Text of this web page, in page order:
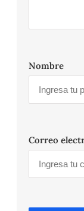
Nombre
Correo